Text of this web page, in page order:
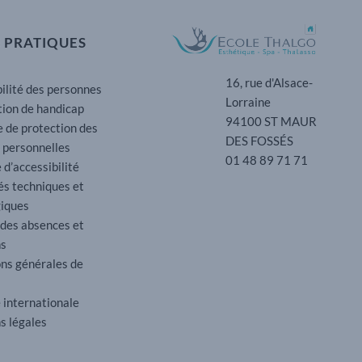
PRATIQUES
des personnes
de handicap
de protection des
personnelles
techniques et
absences et
générales de
légales
16, rue d'Alsace-
Lorraine
94100 ST MAUR
DES FOSSÉS
01 48 89 71 71